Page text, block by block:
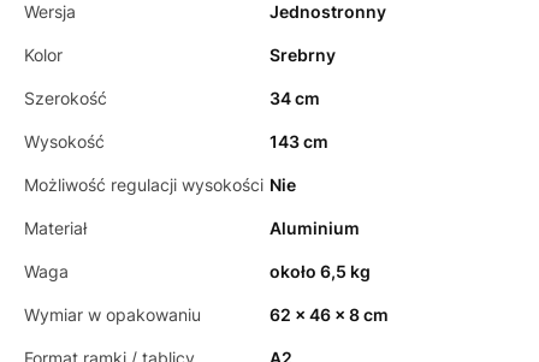
Wersja Jednostronny
Kolor Srebrny
Szerokość 34 cm
Wysokość 143 cm
Możliwość regulacji wysokości Nie
Materiał Aluminium
Waga około 6,5 kg
Wymiar w opakowaniu 62 x 46 x 8 cm
Format ramki / tablicy A2